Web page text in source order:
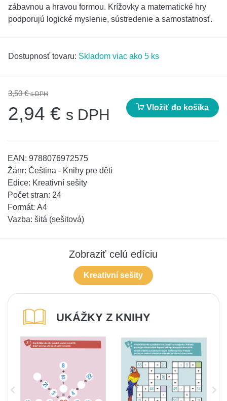
zábavnou a hravou formou. Krížovky a matematické hry
podporujú logické myslenie, sústredenie a samostatnosť.
Dostupnosť tovaru: Skladom viac ako 5 ks
3,50 €s DPH
2,94 € s DPH Vložiť do košíka
EAN: 9788076972575
Žánr: Čeština - Knihy pre děti
Edice: Kreativní sešity
Počet stran: 24
Formát: A4
Vazba: šitá (sešitová)
Zobraziť celú edíciu
Kreativní sešity
UKÁŽKY Z KNIHY